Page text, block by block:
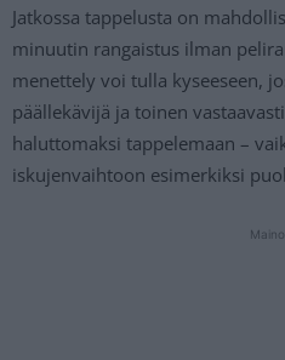
Jatkossa tappelusta on
minuutin rangaistus ilman
menettely voi tulla kyseeseen,
päällekävijä ja toinen
haluttomaksi tappelemaan –
iskujenvaihtoon esimerkiksi